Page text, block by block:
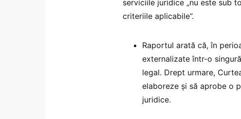
serviciile juridice „nu este sub
criteriile aplicabile”.
Raportul arată că, în
externalizate într-o
legal. Drept urmare,
elaboreze și să aprobe o
juridice.